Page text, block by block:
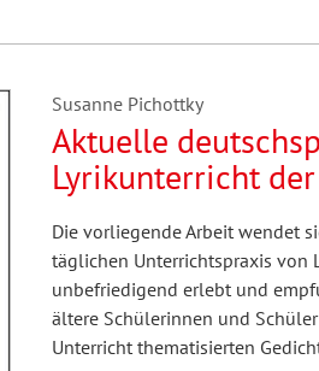
Susanne Pichottky
Aktuelle
Lyrikunterricht
Die vorliegende Arbeit wendet
täglichen Unterrichtspraxis von
unbefriedigend erlebt und
ältere Schülerinnen und
Unterricht thematisierten